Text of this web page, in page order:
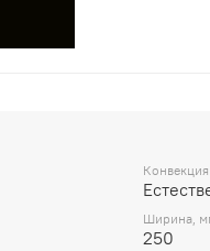
Конвекция
Ширина,
250